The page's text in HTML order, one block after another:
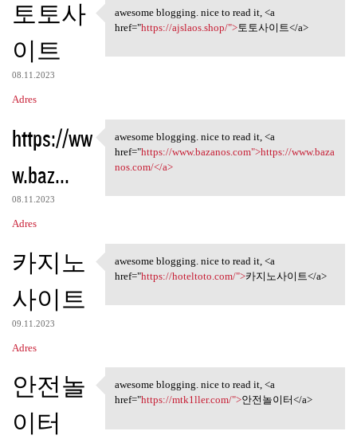
토토사
이트
08.11.2023
Adres
awesome blogging. nice to
awesome blogging. nice to read it, <a
href="https://ajslaos.shop/">토토사이트</a>
https://ww
w.baz...
08.11.2023
Adres
awesome blogging. nice to
awesome blogging. nice to read it, <a
href="https://www.bazanos.com">https://www.baza
nos.com/</a>
카지노
사이트
09.11.2023
Adres
awesome blogging. nice to
awesome blogging. nice to read it, <a
href="https://hoteltoto.com/">카지노사이트</a>
안전놀
이터
awesome blogging. nice to
awesome blogging. nice to read it, <a
href="https://mtk1ller.com/">안전놀이터</a>